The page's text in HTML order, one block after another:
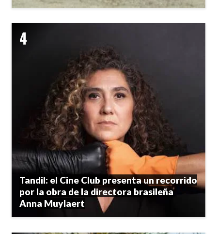
Tandil: el Cine Club presenta un recorrido
por la obra de la directora brasileña
Anna Muylaert